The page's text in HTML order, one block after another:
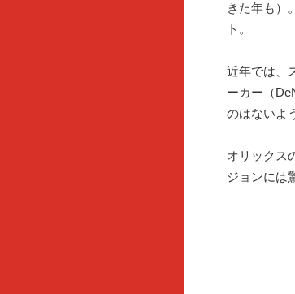
きた年も）
ト。
近年では、
ーカー（
のはないよ
オリックス
ジョンには